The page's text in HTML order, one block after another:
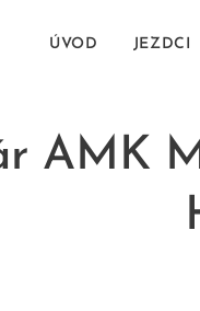
ÚVOD JEZDCI
AMK